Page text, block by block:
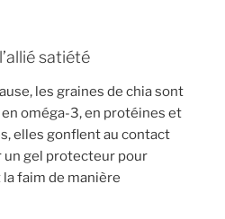
satiété
les graines de chia sont
oméga-3, en protéines et
elles gonflent au contact
un gel protecteur pour
la faim de manière